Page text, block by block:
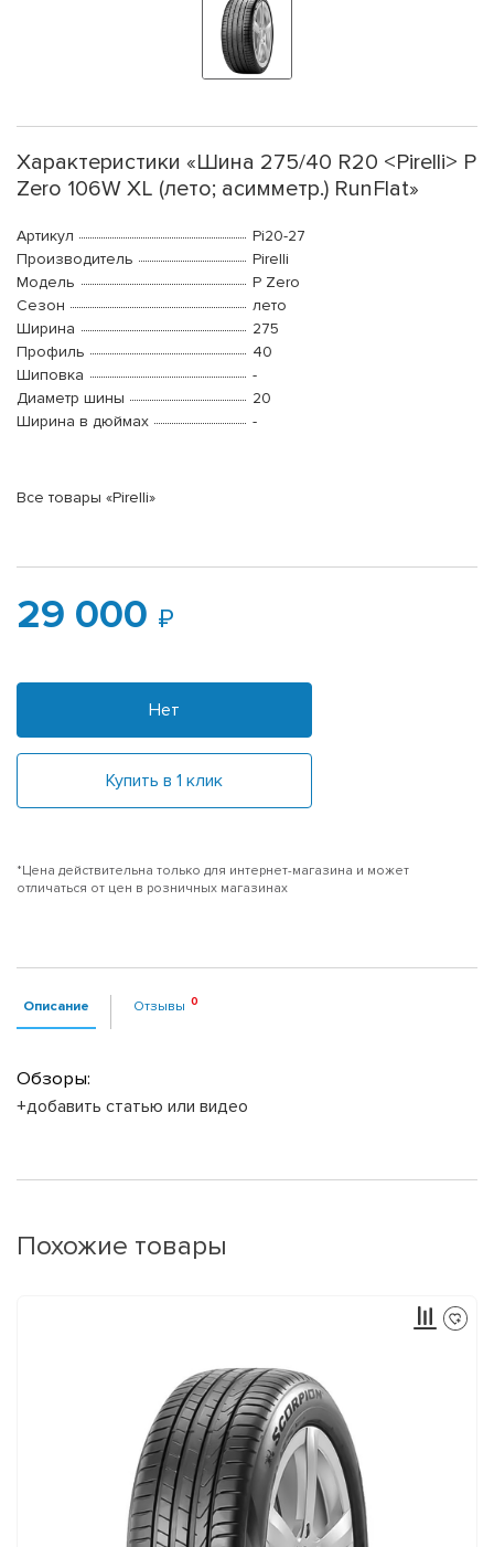
Характеристики «Шина 275/40 R20 <Pirelli> P
Zero 106W XL (лето; асимметр.) RunFlat»
Артикул
Pi20-27
Производитель
Pirelli
Модель
P Zero
Сезон
лето
Ширина
275
Профиль
40
Шиповка
-
Диаметр шины
20
Ширина в дюймах
-
Все товары «Pirelli»
29 000
Нет
Купить в 1 клик
*Цена действительна только для интернет-магазина и может
отличаться от цен в розничных магазинах
Описание Отзывы
Обзоры:
+добавить статью или видео
Похожие товары